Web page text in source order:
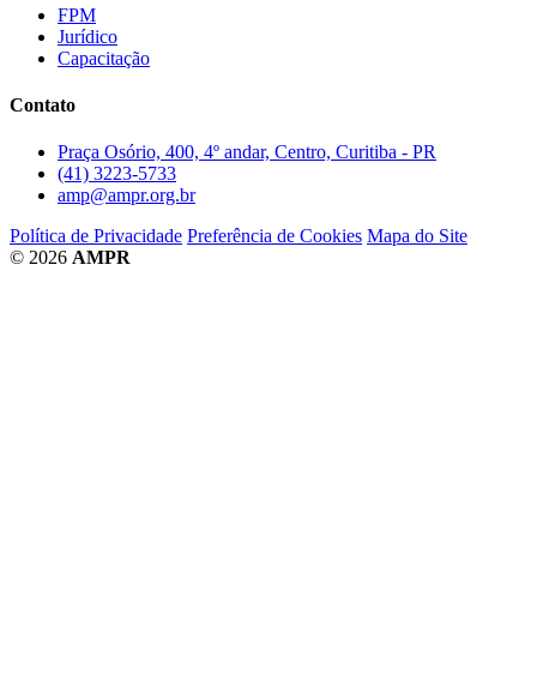
FPM
Jurídico
Capacitação
Contato
Praça Osório, 400, 4º andar, Centro, Curitiba - PR
(41) 3223-5733
amp@ampr.org.br
Política de Privacidade Preferência de Cookies Mapa do Site
© 2026 AMPR